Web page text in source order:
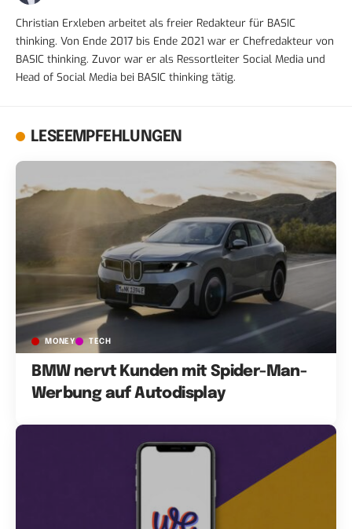
Christian Erxleben arbeitet als freier Redakteur für BASIC
thinking. Von Ende 2017 bis Ende 2021 war er Chefredakteur von
BASIC thinking. Zuvor war er als Ressortleiter Social Media und
Head of Social Media bei BASIC thinking tätig.
LESEEMPFEHLUNGEN
MONEY TECH
BMW nervt Kunden mit Spider-Man-
Werbung auf Autodisplay